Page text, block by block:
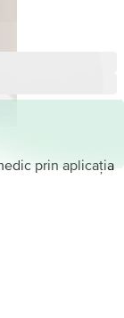
prin aplicația